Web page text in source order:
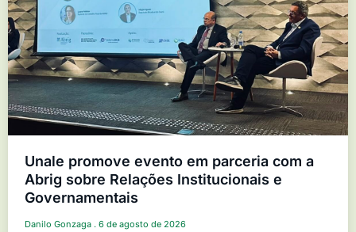
Unale promove evento em parceria com a
Abrig sobre Relações Institucionais e
Governamentais
Danilo Gonzaga 6 de agosto de 2026